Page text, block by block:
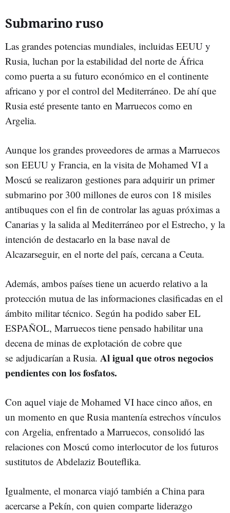
Submarino ruso
Las grandes potencias mundiales, incluidas EEUU y
Rusia, luchan por la estabilidad del norte de África
como puerta a su futuro económico en el continente
africano y por el control del Mediterráneo. De ahí que
Rusia esté presente tanto en Marruecos como en
Argelia.
Aunque los grandes proveedores de armas a Marruecos
son EEUU y Francia, en la visita de Mohamed VI a
Moscú se realizaron gestiones para adquirir un primer
submarino por 300 millones de euros con 18 misiles
antibuques con el fin de controlar las aguas próximas a
Canarias y la salida al Mediterráneo por el Estrecho, y la
intención de destacarlo en la base naval de
Alcazarseguir, en el norte del país, cercana a Ceuta.
Además, ambos países tiene un acuerdo relativo a la
protección mutua de las informaciones clasificadas en el
ámbito militar técnico. Según ha podido saber EL
ESPAÑOL, Marruecos tiene pensado habilitar una
decena de minas de explotación de cobre que
se adjudicarían a Rusia. Al igual que otros negocios
pendientes con los fosfatos.
Con aquel viaje de Mohamed VI hace cinco años, en
un momento en que Rusia mantenía estrechos vínculos
con Argelia, enfrentado a Marruecos, consolidó las
relaciones con Moscú como interlocutor de los futuros
sustitutos de Abdelaziz Bouteflika.
Igualmente, el monarca viajó también a China para
acercarse a Pekín, con quien comparte liderazgo